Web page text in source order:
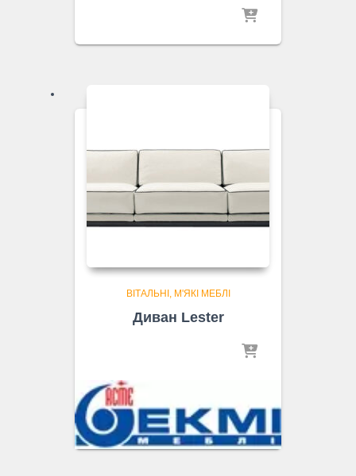
ВІТАЛЬНІ М'ЯКІ МЕБЛІ
Диван Lester